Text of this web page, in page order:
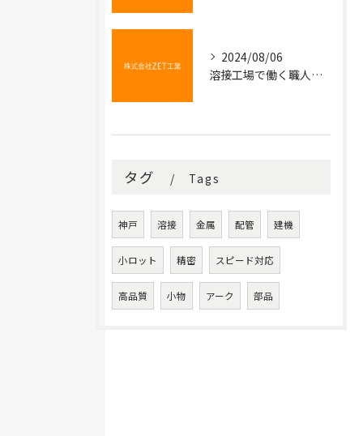
2024/08/06
溶接工場で働く職人たちの技術と情熱
タグ Tags
神戸 溶接 金属 配管 建機
小ロット 精密 スピード対応
高品質 小物 アーク 部品